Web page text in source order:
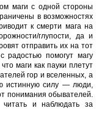
маги с одной стороны
в возможностях
к смерти мага на
глупости, да и
отправить их на тот
радостью помогут магу
маги как пауки плетут
гор и вселенных, а
истинную силу — люди,
понимания обывателей.
и наблюдать за